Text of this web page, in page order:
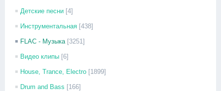
Детские песни [4]
Инструментальная [438]
FLAC - Музыка [3251]
Видео клипы [6]
House, Trance, Electro [1899]
Drum and Bass [166]